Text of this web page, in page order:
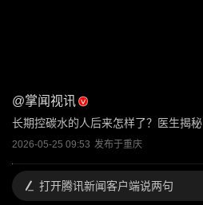
@掌闻视讯
长期控碳水的人后来怎样了？医生揭秘
2026-05-25 09:53 发布于重庆
打开腾讯新闻客户端说两句